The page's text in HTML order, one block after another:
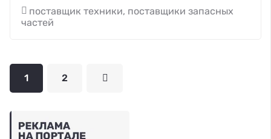
поставщик техники, поставщики запасных
частей
1 2